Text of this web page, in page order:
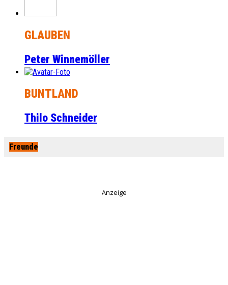
GLAUBEN
Peter Winnemöller
BUNTLAND
Thilo Schneider
Freunde
Anzeige